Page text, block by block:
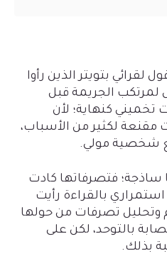
بتويتر الذين رأوا
لمرتكب الجريمة قبل
تخميني كنهاية؛ لأن
مقنعة لكثير من الأسباب،
شخصية مولي.
ساذجة؛ فتصرفاتها كادت
بالقراءة رأيت
وتحليل تصرفات من حولها
بالتوحد، لكن على
بذلك.